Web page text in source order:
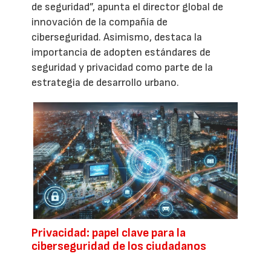
de seguridad”, apunta el director global de
innovación de la compañía de
ciberseguridad. Asimismo, destaca la
importancia de adopten estándares de
seguridad y privacidad como parte de la
estrategia de desarrollo urbano.
Privacidad: papel clave para la
ciberseguridad de los ciudadanos